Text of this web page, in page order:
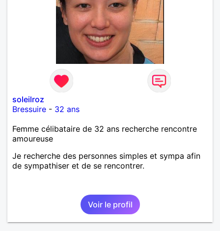
soleilroz
Bressuire - 32 ans
Femme célibataire de 32 ans recherche rencontre
amoureuse
Je recherche des personnes simples et sympa afin
de sympathiser et de se rencontrer.
Voir le profil